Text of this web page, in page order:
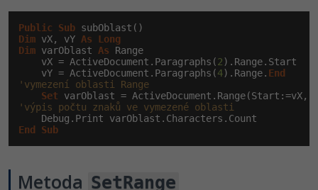
Public Sub
Dim vX, vY As
Long
Dim varOblast As Range
    vX = ActiveDocument.Paragraphs(
2).Range.Start
    vY = ActiveDocument.Paragraphs(
4).Range. End
'vymezení oblasti Range
Set varOblast = ActiveDocument.Range(Start:=vX,
'výpis počtu znaků ve vymezené oblasti
End
Sub
Metoda SetRange